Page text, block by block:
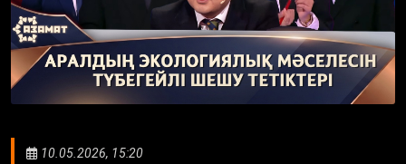
10.05.2026, 15:20